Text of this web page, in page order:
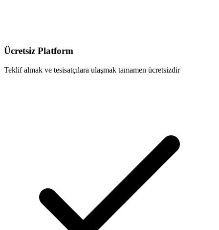
Ücretsiz Platform
Teklif almak ve tesisatçılara ulaşmak tamamen ücretsizdir